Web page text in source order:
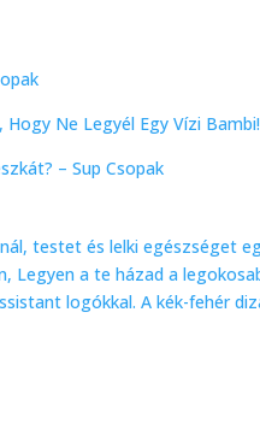
Hogy Ne Legyél Egy Vízi Bambi!
– Sup Csopak